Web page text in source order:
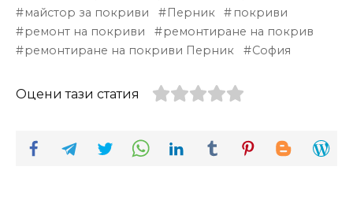
майстор за покриви
Перник
покриви
ремонт на покриви
ремонтиране на покрив
ремонтиране на покриви Перник
София
Оцени тази статия